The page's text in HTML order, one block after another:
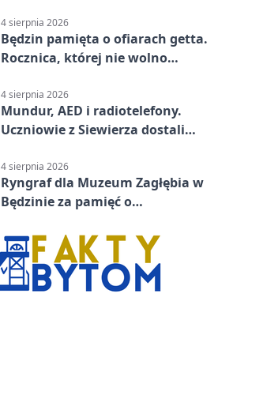
4 sierpnia 2026
Będzin pamięta o ofiarach getta.
Rocznica, której nie wolno
4 sierpnia 2026
Mundur, AED i radiotelefony.
Uczniowie z Siewierza dostali
4 sierpnia 2026
Ryngraf dla Muzeum Zagłębia w
Będzinie za pamięć o